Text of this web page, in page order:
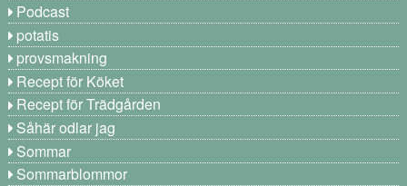
Podcast
potatis
provsmakning
Recept för Köket
Recept för Trädgården
Såhär odlar jag
Sommar
Sommarblommor